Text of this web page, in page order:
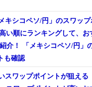
メキシコペソ/円」のスワッ
い順にランキングして、お
介！ 「メキシコペソ/円」
も確認
スワップポイントが狙える